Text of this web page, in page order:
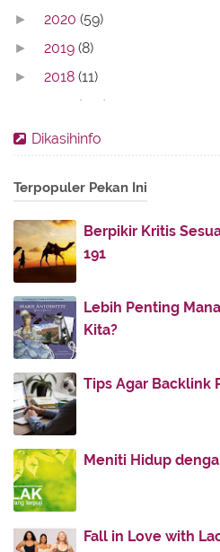
► 2020 (59)
► 2019 (8)
► 2018 (11)
(142)
► 2016(11)
► July(1)
► June
► May(3)
▼ January(18)
Indah Pada Waktunya
Tulang Rusuk Tidak Akan
Ketika Tuhan
Kegalauan Jodoh
Suami Seperti Rasulullah
Berawal Dari Pandangan
Wanita adalah Bunga
Meminang Bidadari
Dikasihinfo
Terpopuler Pekan Ini
Berpikir Kritis
191
Lebih Penting
Kita?
Tips Agar Backlink
Meniti Hidup
Fall in Love with